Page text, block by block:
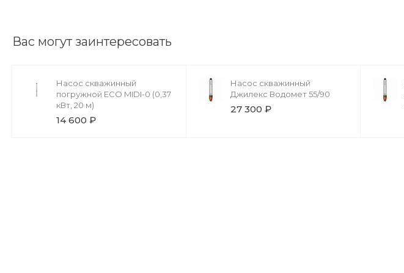
Вас могут заинтересовать
Насос скважинный
погружной ECO MIDI-0 (0,37
кВт, 20 м)
14 600 ₽
Насос скважинный
Джилекс Водомет 55/90
27 300 ₽